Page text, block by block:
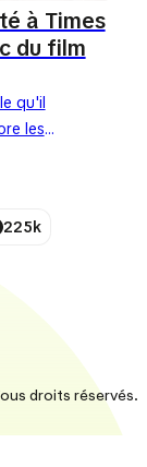
à Times
du film
qu'il
les
225k
droits réservés.